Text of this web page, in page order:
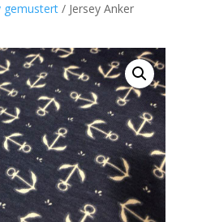
gemustert/ Jersey Anker